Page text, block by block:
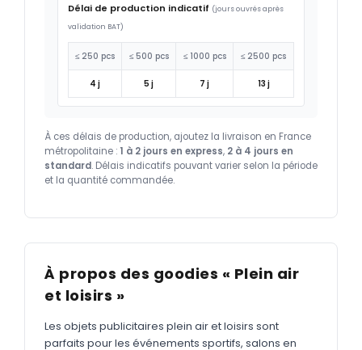
Délai de production indicatif (jours ouvrés après
validation BAT)
≤ 250 pcs ≤ 500 pcs ≤ 1000 pcs ≤ 2500 pcs
4 j 5 j 7 j 13 j
À ces délais de production, ajoutez la livraison en France
métropolitaine : 1 à 2 jours en express, 2 à 4 jours en
standard. Délais indicatifs pouvant varier selon la période
et la quantité commandée.
À propos des goodies « Plein air
et loisirs »
Les objets publicitaires plein air et loisirs sont
parfaits pour les événements sportifs, salons en